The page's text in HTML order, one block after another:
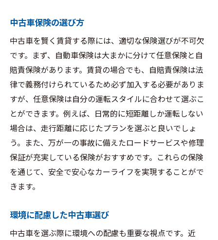
中古車保険の選び方
中古車を賢く賃貸する際には、適切な保険選びが不可欠
です。まず、自動車保険は大まかに分けて任意保険と自
賠責保険があります。賃貸の場合でも、自賠責保険は法
律で義務付けられているため必ず加入する必要がありま
すが、任意保険は自分の運転スタイルに合わせて選ぶこ
とができます。例えば、日常的に短距離しか運転しない
場合は、走行距離に応じたプランを選ぶと良いでしょ
う。また、万が一の事故に備えたロードサービスや修理
保証が充実している保険がおすすめです。これらの保険
を通じて、安全で安心なカーライフを実現することがで
きます。
環境に配慮した中古車選び
中古車を選ぶ際に環境への配慮も重要な視点です。近